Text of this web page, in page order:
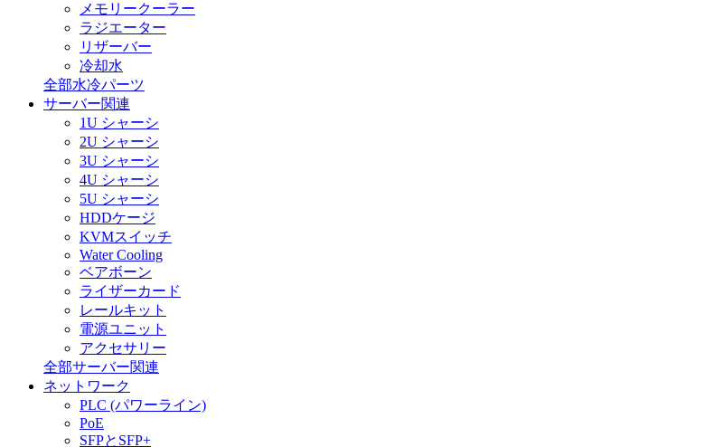
メモリークーラー
ラジエーター
リザーバー
冷却水
全部水冷パーツ
サーバー関連
1U シャーシ
2U シャーシ
3U シャーシ
4U シャーシ
5U シャーシ
HDDケージ
KVMスイッチ
Water Cooling
ベアボーン
ライザーカード
レールキット
電源ユニット
アクセサリー
全部サーバー関連
ネットワーク
PLC (パワーライン)
PoE
SFPとSFP+